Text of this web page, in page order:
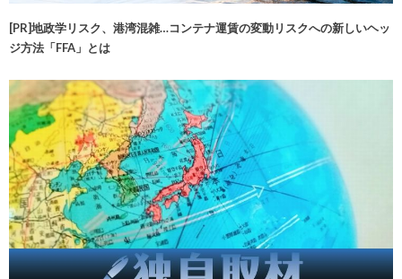
[PR]地政学リスク、港湾混雑…コンテナ運賃の変動リスクへの新しいヘッ
ジ方法「FFA」とは